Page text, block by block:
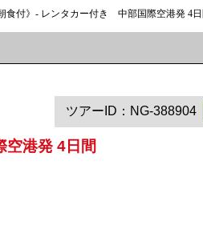
食付》- レンタカー付き　中部国際空港発 4
ツアーID：NG-388904
港発 4日間